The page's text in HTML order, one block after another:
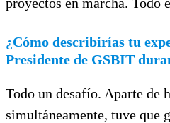
¿Cómo describirías tu
Presidente de GSBIT
Todo un desafío. Aparte de
simultáneamente, tuve que